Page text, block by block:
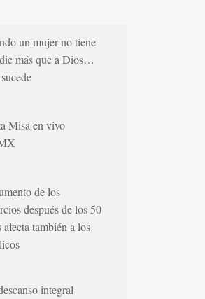
un mujer no tiene
más que a Dios…
Misa en vivo
de los
después de los 50
afecta también a los
integral